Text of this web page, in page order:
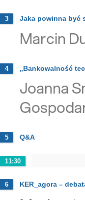
3 Jaka powinna być
Marcin
4 „Bankowalność
Joanna
5 Q&A
11:30
6 KER_agora –